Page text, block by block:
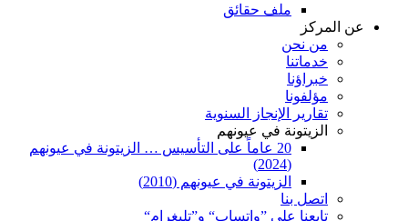
ملف حقائق
عن المركز
من نحن
خدماتنا
خبراؤنا
مؤلفونا
تقارير الإنجاز السنوية
الزيتونة في عيونهم
20 عاماً على التأسيس … الزيتونة في عيونهم
(2024)
الزيتونة في عيونهم (2010)
اتصل بنا
تابعنا على ”واتساب“ و”تليغرام“